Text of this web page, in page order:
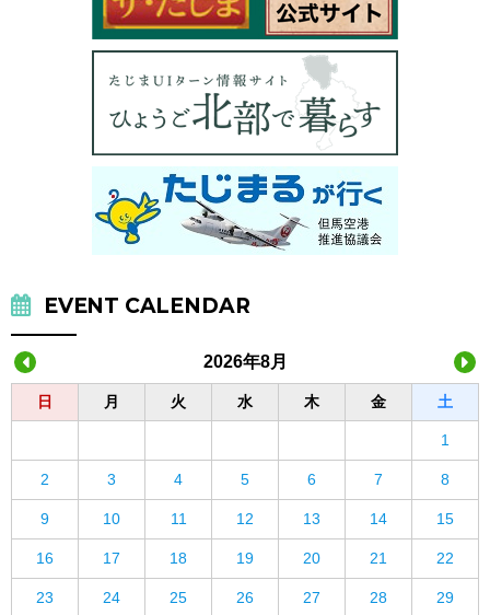
EVENT CALENDAR
2026年8月
日 月 火 水 木 金 土
1
2 3 4 5 6 7 8
9 10 11 12 13 14 15
16 17 18 19 20 21 22
23 24 25 26 27 28 29